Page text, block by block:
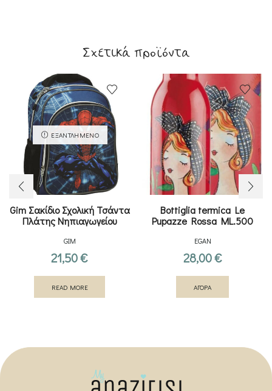
Σχετικά προϊόντα
ΕΞΑΝΤΛΗΜΈΝΟ
Gim Σακίδιο Σχολική Τσάντα
Πλάτης Νηπιαγωγείου
GIM
21,50€
READ MORE
Bottiglia termica Le
Pupazze Rossa ML.500
EGAN
28,00€
ΑΓΟΡΑ